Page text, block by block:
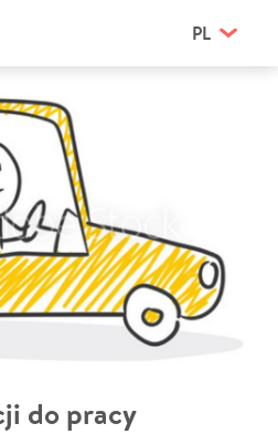
PL
do pracy